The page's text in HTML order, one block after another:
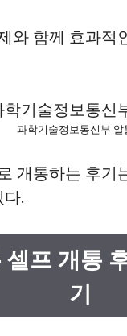
와 함께 효과적
과학기술정보통신부 알
개통하는 후기
다.
셀프 개통
기